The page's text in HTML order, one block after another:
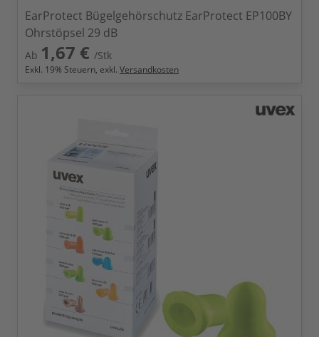
EarProtect Bügelgehörschutz EarProtect EP100BY
Ohrstöpsel 29 dB
Ab 1,67 € /Stk
Exkl. 19% Steuern, exkl. Versandkosten